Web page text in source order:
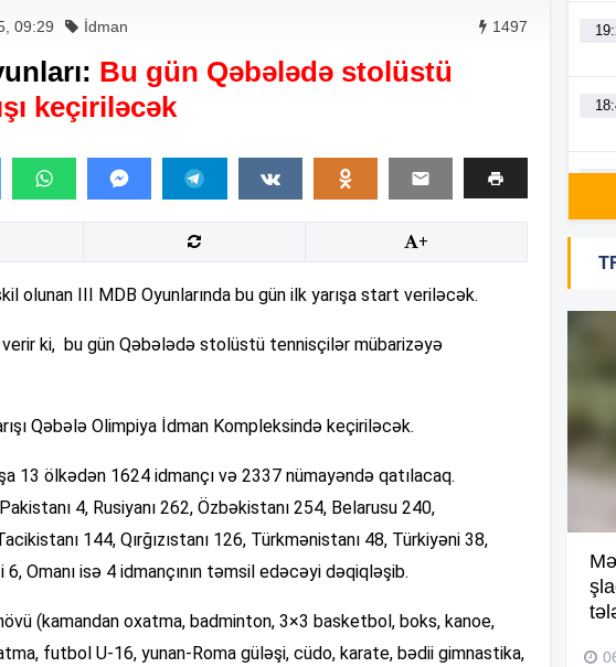
09:29 İdman 1497
Bu gün Qəbələdə stolüstü
keçiriləcək
+
olunan III MDB Oyunlarında bu gün ilk yarışa start veriləcək.
ki, bu gün Qəbələdə stolüstü tennisçilər mübarizəyə
Qəbələ Olimpiya İdman Kompleksində keçiriləcək.
13 ölkədən 1624 idmançı və 2337 nümayəndə qatılacaq.
4, Rusiyanı 262, Özbəkistanı 254, Belarusu 240,
144, Qırğızıstanı 126, Türkmənistanı 48, Türkiyəni 38,
6, Omanı isə 4 idmançının təmsil edəcəyi dəqiqləşib.
(kamandan oxatma, badminton, 3×3 basketbol, boks, kanoe,
futbol U-16, yunan-Roma güləşi, cüdo, karate, bədii gimnastika,
Kompleksdə faciə: 2 yaşlı
uşaq hovuzda boğuldu –
Video
29 İyul 2026, 16:21